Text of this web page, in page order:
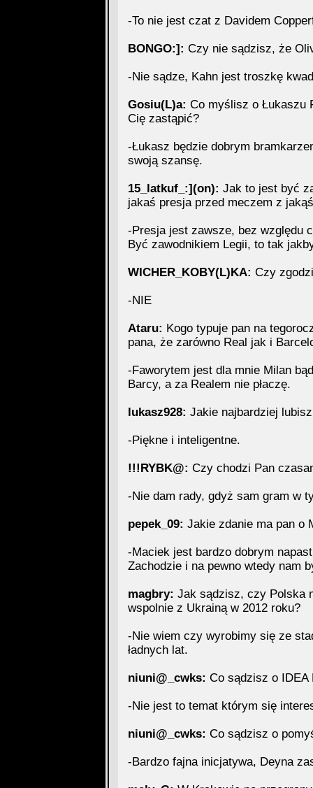
-To nie jest czat z Davidem
BONGO:]: Czy nie sądzisz, że
-Nie sądze, Kahn jest troszkę
Gosiu(L)a: Co myślisz o Łukaszu
Cię zastąpić?
-Łukasz będzie dobrym
swoją szansę.
15_latkuf_:](on): Jak to jest być
jakaś presja przed meczem z
-Presja jest zawsze, bez względu
Być zawodnikiem Legii, to tak
WICHER_KOBY(L)KA: Czy
-NIE
Ataru: Kogo typuje pan na
pana, że zarówno Real jak i
-Faworytem jest dla mnie Milan
Barcy, a za Realem nie płaczę.
lukasz928: Jakie najbardziej
-Piękne i inteligentne.
!!!RYBK@: Czy chodzi Pan
-Nie dam rady, gdyż sam gram w
pepek_09: Jakie zdanie ma pan o
-Maciek jest bardzo dobrym
Zachodzie i na pewno wtedy nam
magbry: Jak sądzisz, czy Polska
wspolnie z Ukrainą w 2012 roku?
-Nie wiem czy wyrobimy się ze
ładnych lat.
niuni@_cwks: Co sądzisz o IDEA
-Nie jest to temat którym się
niuni@_cwks: Co sądzisz o
-Bardzo fajna inicjatywa, Deyna